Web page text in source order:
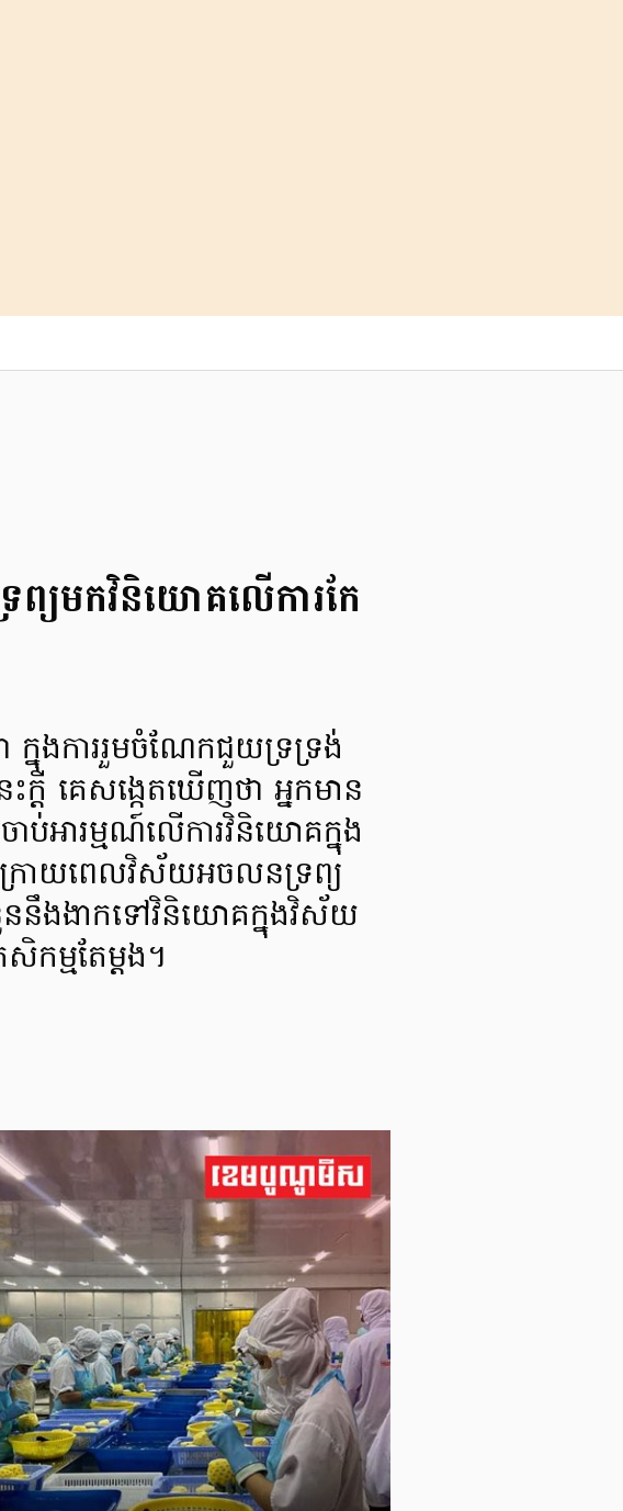
យមកវិនិយោគលើការកែ
នុងការរួមចំណែកជួយទ្រទ្រង់
តី គេសង្កេតឃើញថា អ្នកមាន
អារម្មណ៍លើការវិនិយោគក្នុង
រោយពេលវិស័យអចលនទ្រព្យ
ននឹងងាកទៅវិនិយោគក្នុងវិស័យ
កម្មតែម្តង។